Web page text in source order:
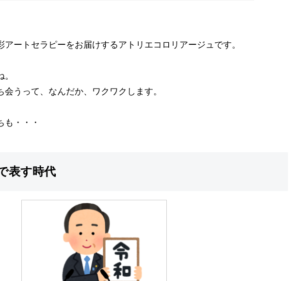
ートセラピーをお届けするアトリエコロリアージュです。
うって、なんだか、ワクワクします。
・・・
表す時代